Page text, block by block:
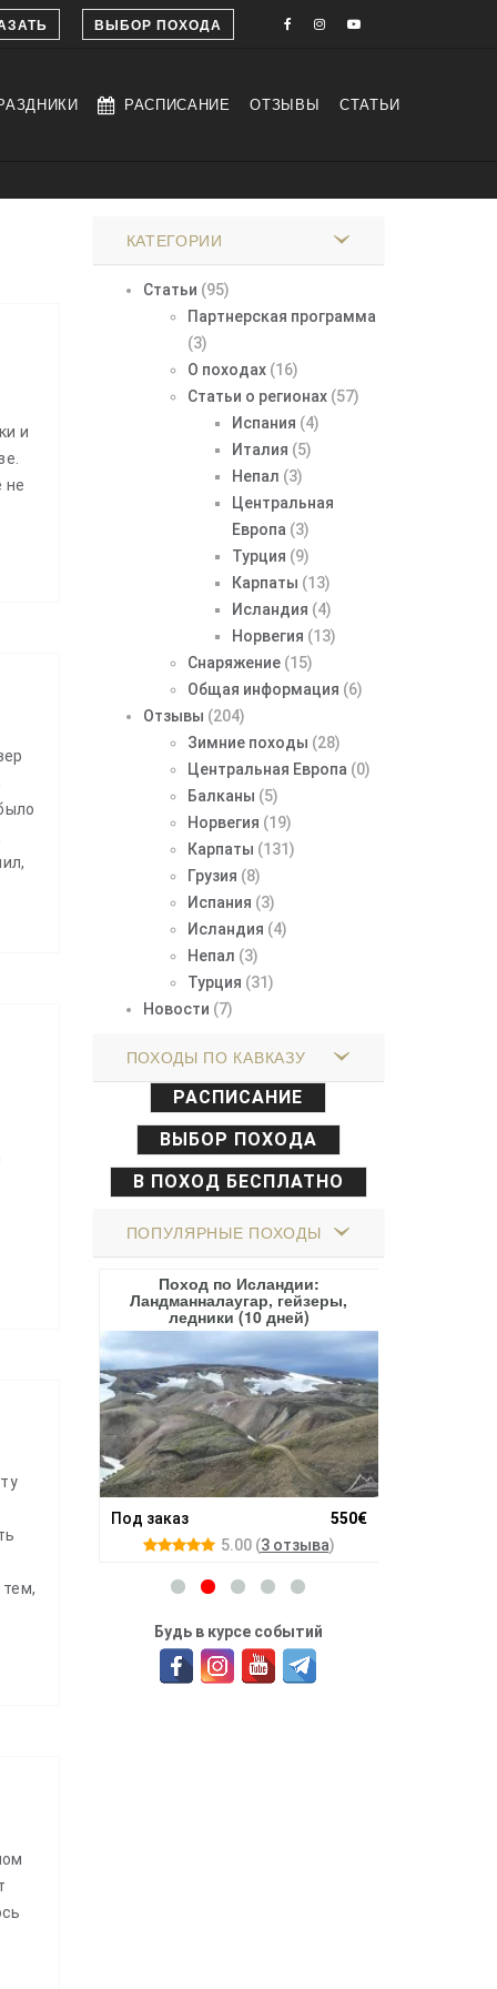
ВЫБОР ПОХОДА
РАСПИСАНИЕ ОТЗЫВЫ СТАТЬИ
и
не
КАТЕГОРИИ
Статьи (95)
Партнерская программа
(3)
О походах(16)
Статьи о регионах(57)
Испания (4)
Италия (5)
Непал (3)
Центральная
Европа (3)
Турция (9)
Карпаты (13)
Исландия (4)
Норвегия (13)
Снаряжение(15)
Общая информация (6)
Отзывы (204)
Зимние походы (28)
Центральная Европа (0)
Балканы (5)
Норвегия (19)
Карпаты (131)
Грузия (8)
Испания (3)
Исландия (4)
Непал (3)
Турция (31)
Новости (7)
ПОХОДЫ ПО КАВКАЗУ
РАСПИСАНИЕ
ВЫБОР ПОХОДА
В ПОХОД БЕСПЛАТНО
ПОПУЛЯРНЫЕ ПОХОДЫ
Поход по Исландии:
Ландманналаугар, гейзеры,
ледники (10 дней)
Под заказ
550€
5.00(3 отзыва)
Будь в курсе событий